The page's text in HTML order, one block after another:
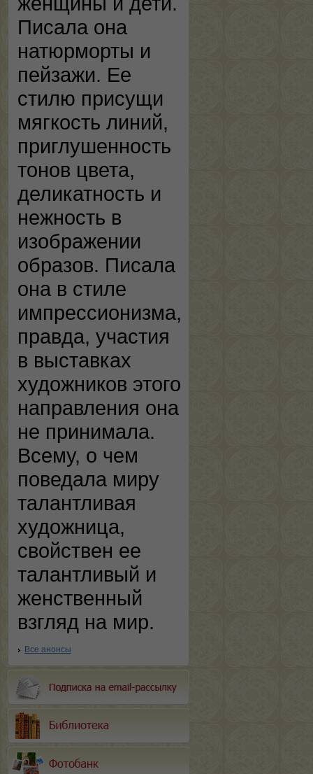
Писала она
натюрморты и
пейзажи. Ее
стилю присущи
мягкость линий,
приглушенность
тонов цвета,
деликатность и
нежность в
изображении
образов. Писала
она в стиле
импрессионизма,
правда, участия
в выставках
художников этого
направления она
не принимала.
Всему, о чем
поведала миру
талантливая
художница,
свойствен ее
талантливый и
женственный
взгляд на мир.
Все анонсы